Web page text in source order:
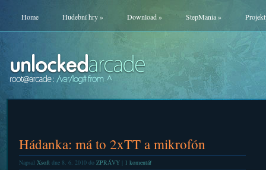
Home Hudební hry» Download» StepMania»
Hádanka: má to 2xTT a mikrofón
Napsal Xsoftdne 8. 6. 2010 do ZPRÁVY| 1 komentář